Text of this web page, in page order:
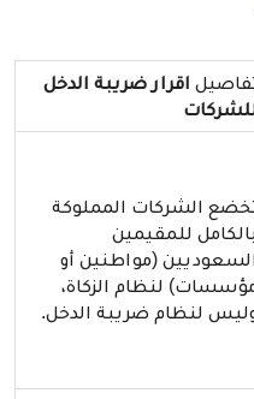
اقرار ضريبة الدخل
الشركات المملوكة
بالكامل للمقيمين
السعوديين (مواطنين أو
لنظام الزكاة،
لنظام ضريبة الدخل.